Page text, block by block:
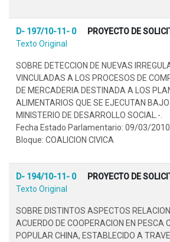
D- 197/10-11- 0
PROYECTO DE
Texto Original
SOBRE DETECCION DE NUEVAS
VINCULADAS A LOS PROCESOS DE
DE MERCADERIA DESTINADA A LOS
ALIMENTARIOS QUE SE EJECUTAN BAJO
MINISTERIO DE DESARROLLO SOCIAL.-.
Fecha Estado Parlamentario: 09/03/2010
Bloque: COALICION CIVICA
D- 194/10-11- 0
PROYECTO DE
Texto Original
SOBRE DISTINTOS ASPECTOS
ACUERDO DE COOPERACION EN PESCA
POPULAR CHINA, ESTABLECIDO A